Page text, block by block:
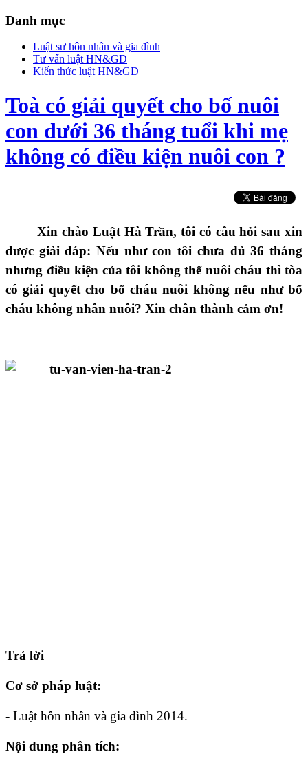
Danh mục
Luật sư hôn nhân và gia đình
Tư vấn luật HN&GD
Kiến thức luật HN&GD
Toà có giải quyết cho bố nuôi
con dưới 36 tháng tuổi khi mẹ
không có điều kiện nuôi con ?
Xin chào Luật Hà Trần, tôi có câu hỏi sau xin
được giải đáp: Nếu như con tôi chưa đủ 36 tháng
nhưng điều kiện của tôi không thể nuôi cháu thì tòa
có giải quyết cho bố cháu nuôi không nếu như bố
cháu không nhân nuôi? Xin chân thành cảm ơn!
Trả lời
Cơ sở pháp luật:
- Luật hôn nhân và gia đình 2014.
Nội dung phân tích: